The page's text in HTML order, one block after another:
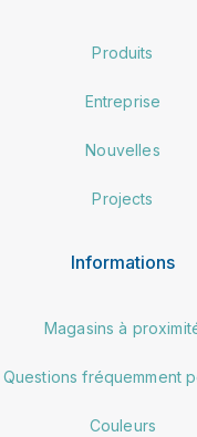
Produits
Entreprise
Nouvelles
Projects
Informations
Magasins à
Questions fréquemment
Couleurs